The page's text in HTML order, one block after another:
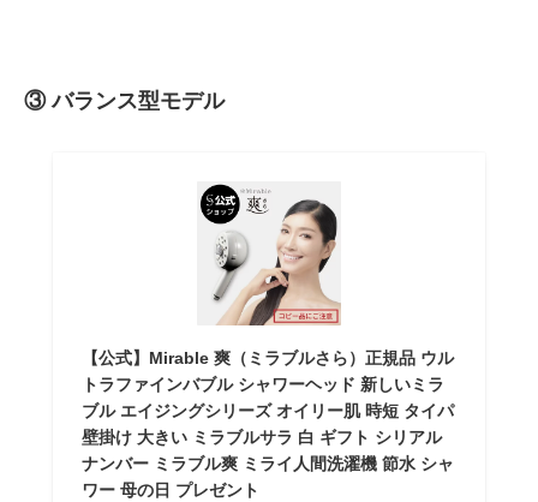
③ バランス型モデル
【公式】Mirable 爽（ミラブルさら）正規品 ウル
トラファインバブル シャワーヘッド 新しいミラ
ブル エイジングシリーズ オイリー肌 時短 タイパ
壁掛け 大きい ミラブルサラ 白 ギフト シリアル
ナンバー ミラブル爽 ミライ人間洗濯機 節水 シャ
ワー 母の日 プレゼント